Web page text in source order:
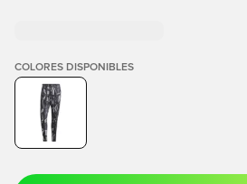
COLORES DISPONIBLES